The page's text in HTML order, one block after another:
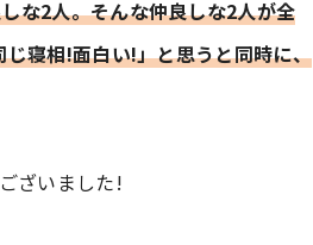
な2人。そんな仲良しな2人が全
寝相!面白い!」と思うと同時に、
ざいました!